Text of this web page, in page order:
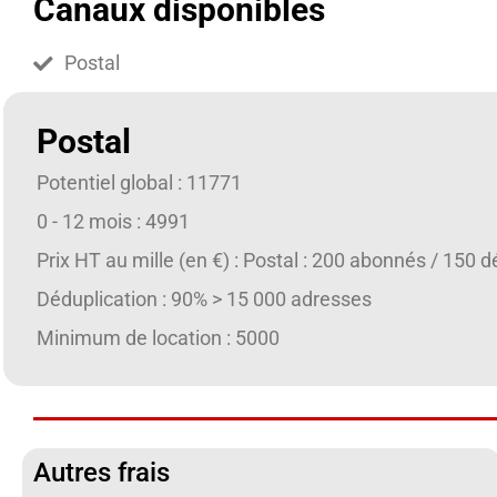
Canaux disponibles
Postal
Postal
Potentiel global : 11771
0 - 12 mois : 4991
Prix HT au mille (en €) : Postal : 200 abonnés / 150
Déduplication : 90% > 15 000 adresses
Minimum de location : 5000
Autres frais